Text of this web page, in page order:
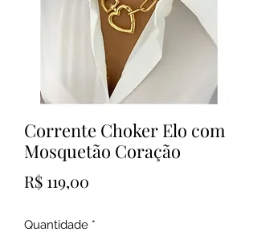
Corrente Choker Elo com
Mosquetão Coração
R$ 119,00
Quantidade *